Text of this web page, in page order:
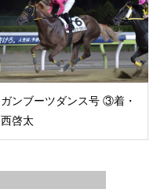
ガンブーツダンス号 ③着・
西啓太